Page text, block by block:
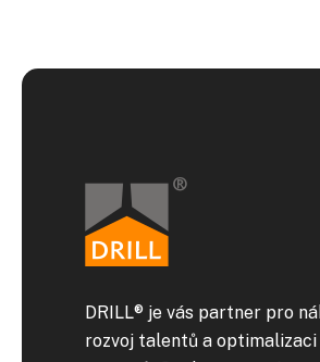
DRILL® je vás partner pro
rozvoj talentů a optimalizaci